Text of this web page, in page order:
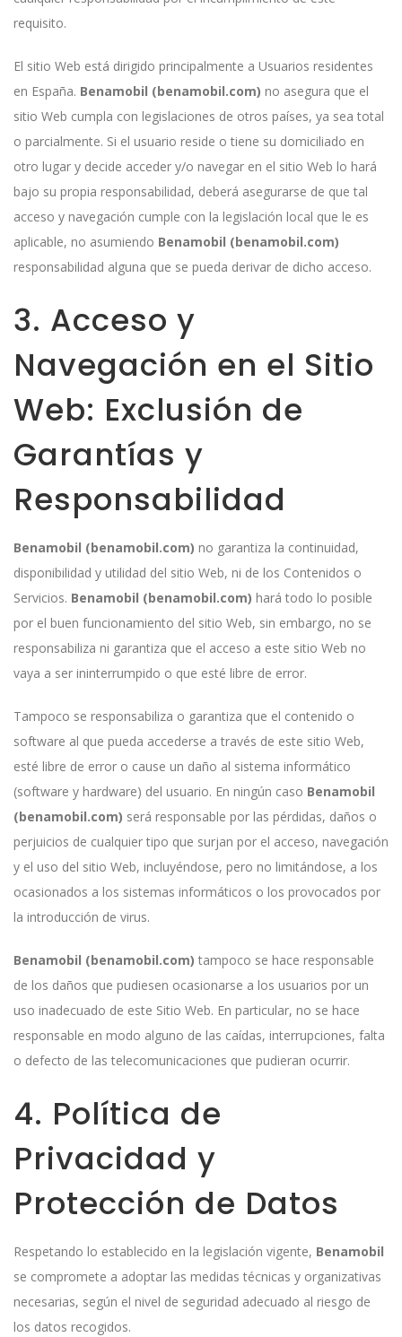
requisito.
El sitio Web está dirigido principalmente a Usuarios residentes
en España. Benamobil (benamobil.com) no asegura que el
sitio Web cumpla con legislaciones de otros países, ya sea total
o parcialmente. Si el usuario reside o tiene su domiciliado en
otro lugar y decide acceder y/o navegar en el sitio Web lo hará
bajo su propia responsabilidad, deberá asegurarse de que tal
acceso y navegación cumple con la legislación local que le es
aplicable, no asumiendo Benamobil (benamobil.com)
responsabilidad alguna que se pueda derivar de dicho acceso.
3. Acceso y
Navegación en el Sitio
Web: Exclusión de
Garantías y
Responsabilidad
Benamobil (benamobil.com) no garantiza la continuidad,
disponibilidad y utilidad del sitio Web, ni de los Contenidos o
Servicios. Benamobil (benamobil.com) hará todo lo posible
por el buen funcionamiento del sitio Web, sin embargo, no se
responsabiliza ni garantiza que el acceso a este sitio Web no
vaya a ser ininterrumpido o que esté libre de error.
Tampoco se responsabiliza o garantiza que el contenido o
software al que pueda accederse a través de este sitio Web,
esté libre de error o cause un daño al sistema informático
(software y hardware) del usuario. En ningún caso Benamobil
(benamobil.com) será responsable por las pérdidas, daños o
perjuicios de cualquier tipo que surjan por el acceso, navegación
y el uso del sitio Web, incluyéndose, pero no limitándose, a los
ocasionados a los sistemas informáticos o los provocados por
la introducción de virus.
Benamobil (benamobil.com) tampoco se hace responsable
de los daños que pudiesen ocasionarse a los usuarios por un
uso inadecuado de este Sitio Web. En particular, no se hace
responsable en modo alguno de las caídas, interrupciones, falta
o defecto de las telecomunicaciones que pudieran ocurrir.
4. Política de
Privacidad y
Protección de Datos
Respetando lo establecido en la legislación vigente, Benamobil
se compromete a adoptar las medidas técnicas y organizativas
necesarias, según el nivel de seguridad adecuado al riesgo de
los datos recogidos.